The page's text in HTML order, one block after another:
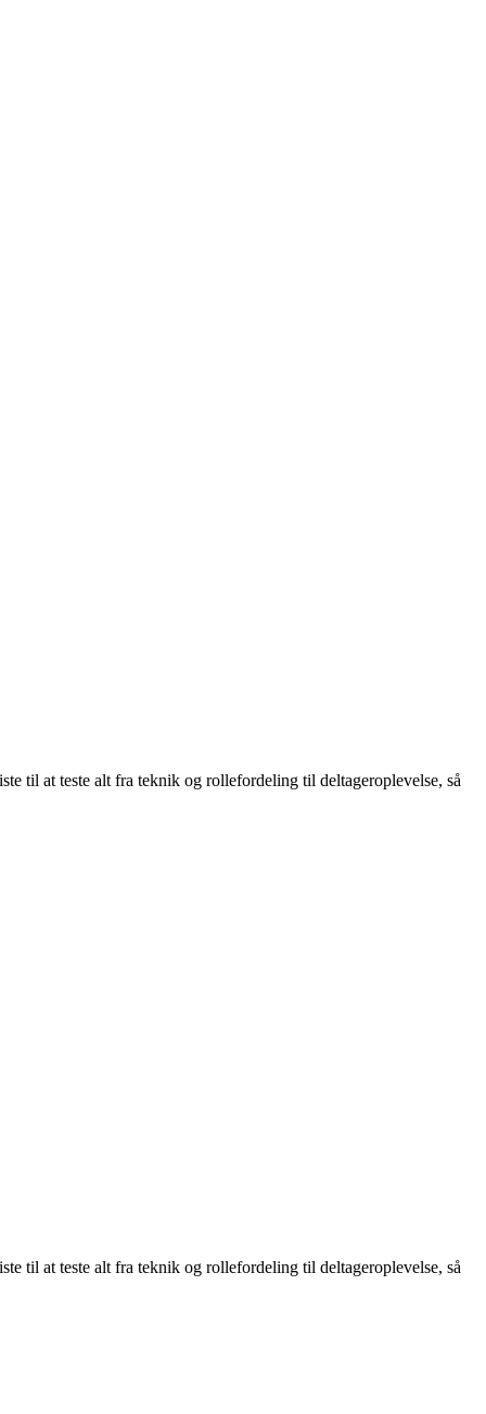
til at teste alt fra teknik og rollefordeling til deltageroplevelse, så
til at teste alt fra teknik og rollefordeling til deltageroplevelse, så